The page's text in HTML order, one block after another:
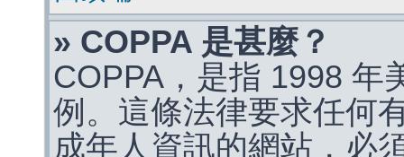
» COPPA 是甚麼？
COPPA，是指 1998 年
例。這條法律要求任何
成年人資訊的網站，必